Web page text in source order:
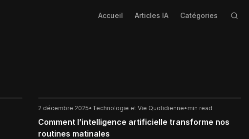
Accueil Articles IA Catégories
2 décembre 2025• Technologie et Vie Quotidienne• min read
Comment l’intelligence artificielle transforme nos
routines matinales